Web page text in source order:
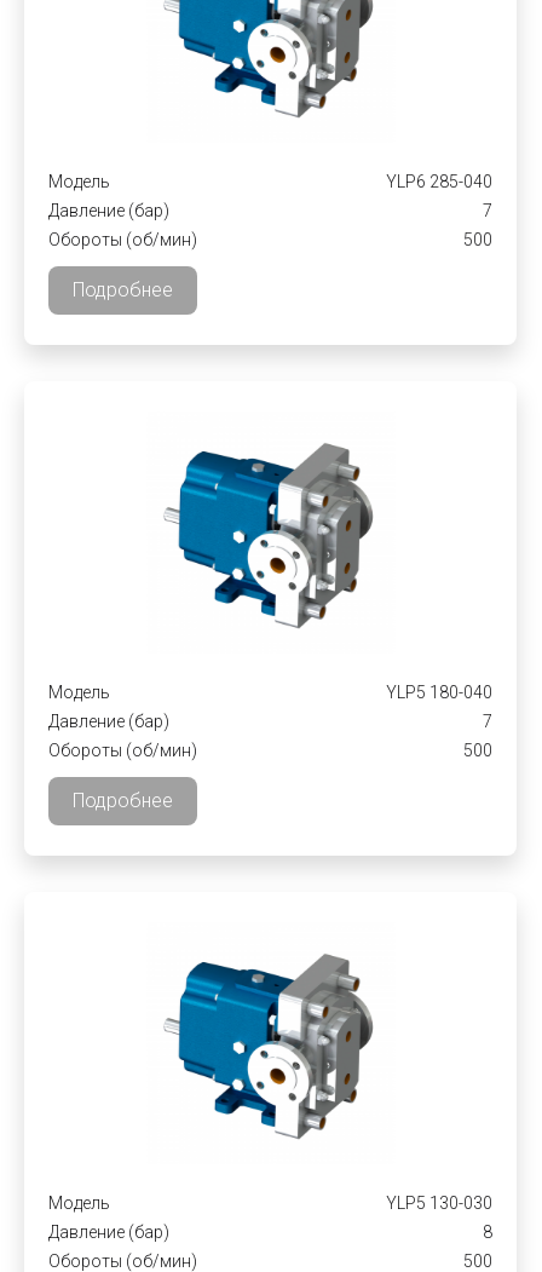
Модель
YLP6 285-040
Давление (бар)
7
Обороты (об/мин)
500
Подробнее
Модель
YLP5 180-040
Давление (бар)
7
Обороты (об/мин)
500
Подробнее
Модель
YLP5 130-030
Давление (бар)
8
Обороты (об/мин)
500